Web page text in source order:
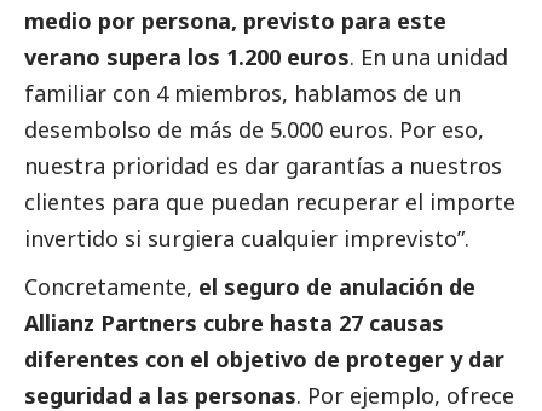
medio por persona, previsto para este
verano supera los 1.200 euros. En una unidad
familiar con 4 miembros, hablamos de un
desembolso de más de 5.000 euros. Por eso,
nuestra prioridad es dar garantías a nuestros
clientes para que puedan recuperar el importe
invertido si surgiera cualquier imprevisto”.
Concretamente, el seguro de anulación de
Allianz Partners cubre hasta 27 causas
diferentes con el objetivo de proteger y dar
seguridad a las personas. Por ejemplo, ofrece